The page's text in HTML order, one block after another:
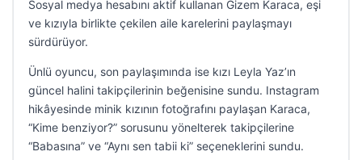
Sosyal medya hesabını aktif kullanan Gizem Karaca, eşi
ve kızıyla birlikte çekilen aile karelerini paylaşmayı
sürdürüyor.
Ünlü oyuncu, son paylaşımında ise kızı Leyla Yaz’ın
güncel halini takipçilerinin beğenisine sundu. Instagram
hikâyesinde minik kızının fotoğrafını paylaşan Karaca,
“Kime benziyor?” sorusunu yönelterek takipçilerine
“Babasına” ve “Aynı sen tabii ki” seçeneklerini sundu.